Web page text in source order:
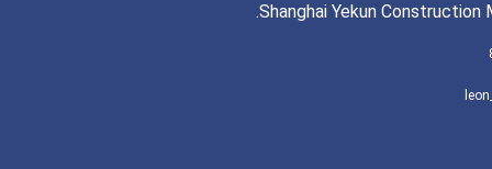
Shanghai Yekun Construction